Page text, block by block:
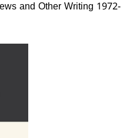
and Other Writing 1972-